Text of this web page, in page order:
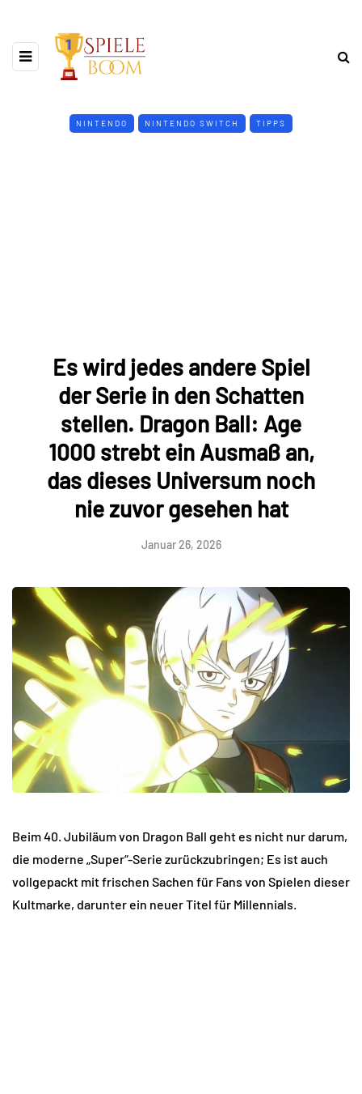
NINTENDO NINTENDO SWITCH TIPPS
Es wird jedes andere Spiel
der Serie in den Schatten
stellen. Dragon Ball: Age
1000 strebt ein Ausmaß an,
das dieses Universum noch
nie zuvor gesehen hat
Januar 26, 2026
Beim 40. Jubiläum von Dragon Ball geht es nicht nur darum,
die moderne „Super“-Serie zurückzubringen; Es ist auch
vollgepackt mit frischen Sachen für Fans von Spielen dieser
Kultmarke, darunter ein neuer Titel für Millennials.